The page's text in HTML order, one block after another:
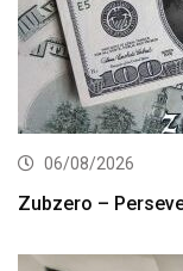
06/08/2026
Zubzero –